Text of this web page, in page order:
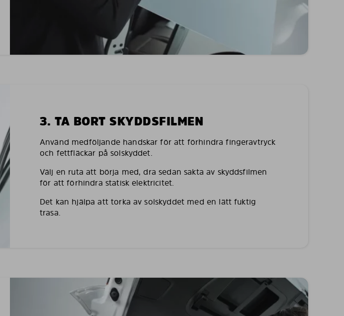
3. TA BORT SKYDDSFILMEN
Använd medföljande handskar för att förhindra fingeravtryck
och fettfläckar på solskyddet.
Välj en ruta att börja med, dra sedan sakta av skyddsfilmen
för att förhindra statisk elektricitet.
Det kan hjälpa att torka av solskyddet med en lätt fuktig
trasa.